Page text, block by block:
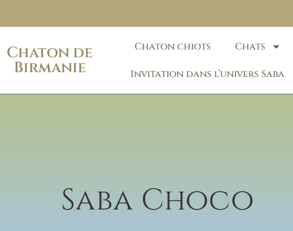
Chaton de
Birmanie
Chaton chiots Chats
Invitation dans l’univers Saba
Saba Choco